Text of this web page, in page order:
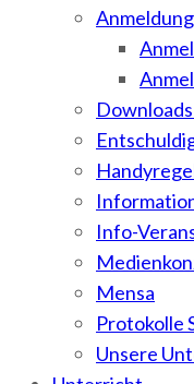
Info-
Mensa
Protokolle
Unsere